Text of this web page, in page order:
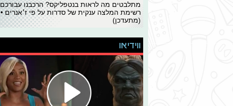
מתלבטים מה לראות בנטפליקס? הרכבנו עבורכם
רשימת המלצה ענקית של סדרות על פי ז׳אנרים •
(מתעדכן)
ווידיאו